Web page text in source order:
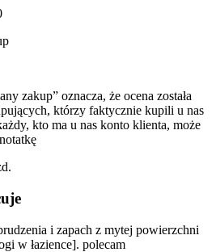
zakup” oznacza, że ​​ocena została
którzy faktycznie kupili u nas
kto ma u nas konto klienta, może
i zapach z mytej powierzchni
w łazience]. polecam